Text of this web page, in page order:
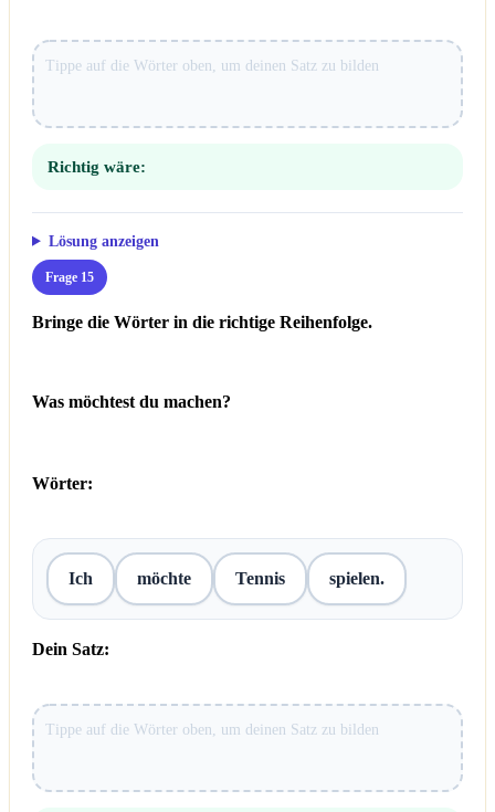
Richtig wäre:
Lösung anzeigen
Frage 15
Bringe die Wörter in die richtige Reihenfolge.
Was möchtest du machen?
Wörter:
Ich möchte Tennis spielen.
Dein Satz: